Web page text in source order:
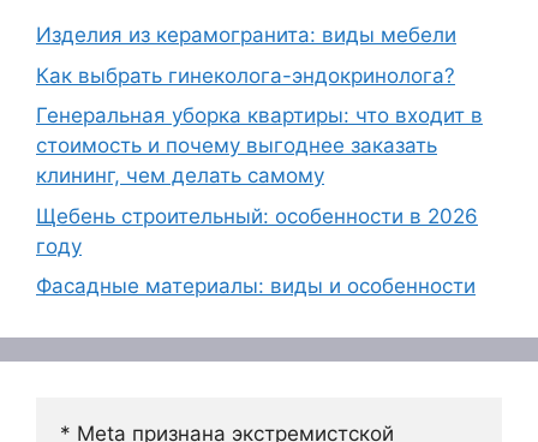
Изделия из керамогранита: виды мебели
Как выбрать гинеколога-эндокринолога?
Генеральная уборка квартиры: что входит в
стоимость и почему выгоднее заказать
клининг, чем делать самому
Щебень строительный: особенности в 2026
году
Фасадные материалы: виды и особенности
* Meta признана экстремистской